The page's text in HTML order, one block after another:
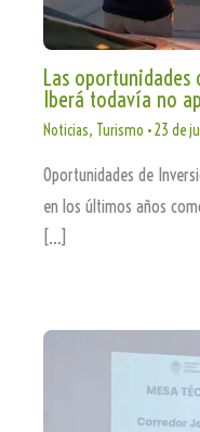
Las
Iberá todavía no
Noticias, Turismo •23 de
Oportunidades de
en los últimos años
[…]